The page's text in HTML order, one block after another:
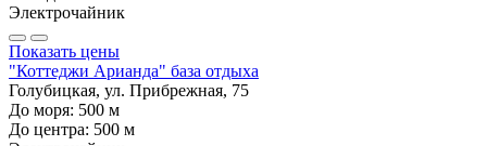
Электрочайник
Показать цены
"Коттеджи Арианда" база отдыха
Голубицкая, ул. Прибрежная, 75
До моря: 500 м
До центра: 500 м